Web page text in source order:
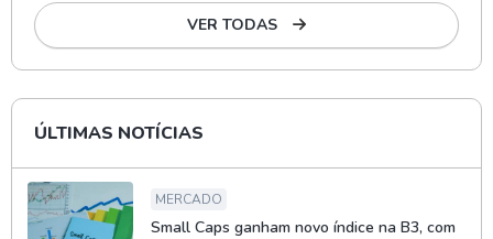
VER TODAS
ÚLTIMAS NOTÍCIAS
MERCADO
Small Caps ganham novo índice na B3, com